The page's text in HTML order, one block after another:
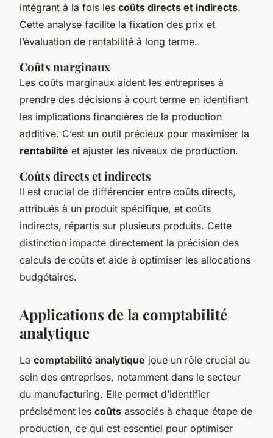
intégrant à la fois les coûts directs et indirects.
Cette analyse facilite la fixation des prix et
l’évaluation de rentabilité à long terme.
Coûts marginaux
Les coûts marginaux aident les entreprises à
prendre des décisions à court terme en identifiant
les implications financières de la production
additive. C’est un outil précieux pour maximiser la
rentabilité et ajuster les niveaux de production.
Coûts directs et indirects
Il est crucial de différencier entre coûts directs,
attribués à un produit spécifique, et coûts
indirects, répartis sur plusieurs produits. Cette
distinction impacte directement la précision des
calculs de coûts et aide à optimiser les allocations
budgétaires.
Applications de la comptabilité
analytique
La comptabilité analytique joue un rôle crucial au
sein des entreprises, notamment dans le secteur
du manufacturing. Elle permet d’identifier
précisément les coûts associés à chaque étape de
production, ce qui est essentiel pour optimiser